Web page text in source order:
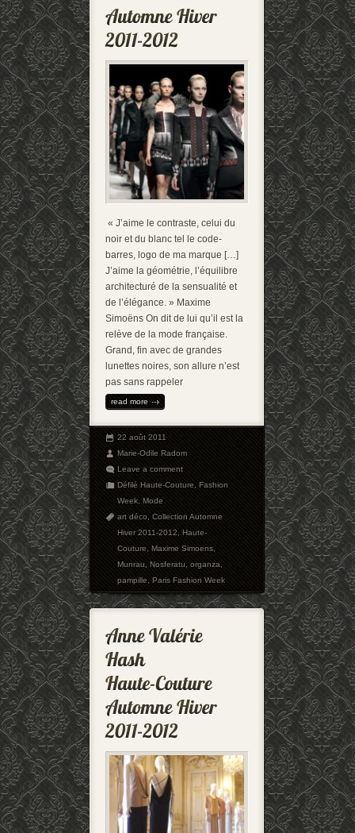
« J’aime le contraste, celui du
noir et du blanc tel le code-
barres, logo de ma marque […]
J’aime la géométrie, l’équilibre
architecturé de la sensualité et
de l’élégance. » Maxime
Simoëns On dit de lui qu’il est la
relève de la mode française.
Grand, fin avec de grandes
lunettes noires, son allure n’est
pas sans rappeler
read more
22 août 2011
Marie-Odile Radom
Leave a comment
Défilé Haute-Couture,Fashion
Week,Mode
art déco,Collection Automne
Hiver 2011-2012,Haute-
Couture,Maxime Simoens,
Munrau,Nosferatu,organza,
pampille,Paris Fashion Week